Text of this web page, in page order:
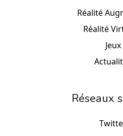
Réalité
Réalité
Jeux
Réseaux